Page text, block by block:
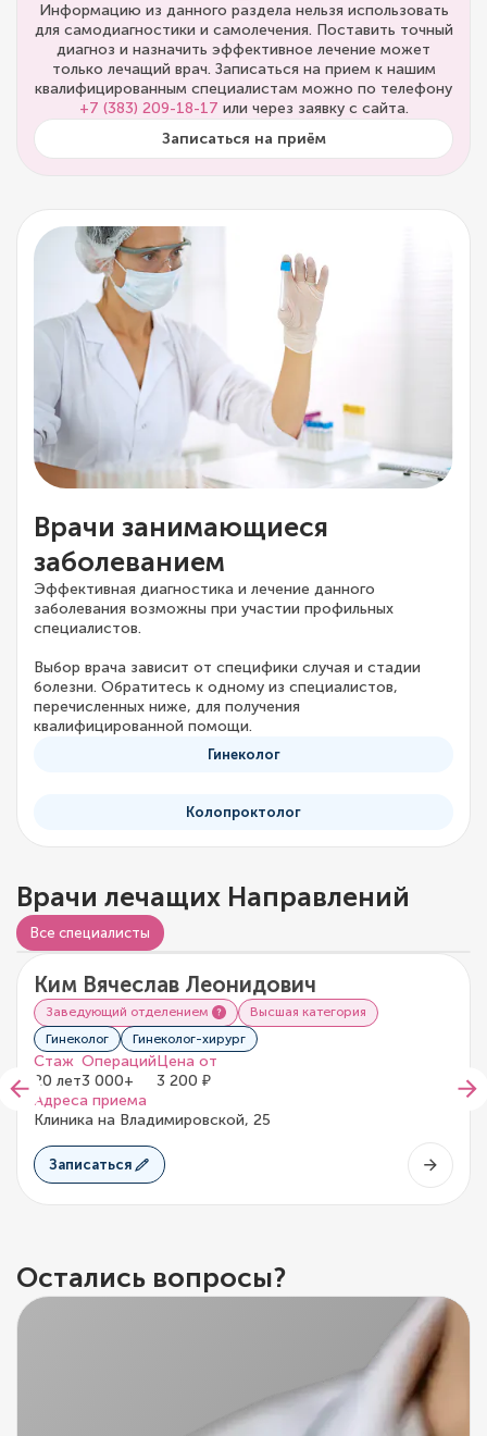
Информацию из данного раздела нельзя использовать
для самодиагностики и самолечения. Поставить точный
диагноз и назначить эффективное лечение может
только лечащий врач. Записаться на прием к нашим
квалифицированным специалистам можно по телефону
+7 (383) 209-18-17 или через заявку с сайта.
Записаться на приём
Врачи занимающиеся
заболеванием
Эффективная диагностика и лечение данного
заболевания возможны при участии профильных
специалистов.
Выбор врача зависит от специфики случая и стадии
болезни. Обратитесь к одному из специалистов,
перечисленных ниже, для получения
квалифицированной помощи.
Гинеколог
Колопроктолог
Врачи лечащих Направлений
Все специалисты
5/5
2 отзыва
Видео о враче
Ким Вячеслав Леонидович
Заведующий отделением
Высшая категория
Гинеколог
Гинеколог-хирург
Стаж
20 лет
Операций
3 000+
Цена от
3 200 ₽
Адреса приема
Клиника на Владимировской, 25
Записаться
Остались вопросы?